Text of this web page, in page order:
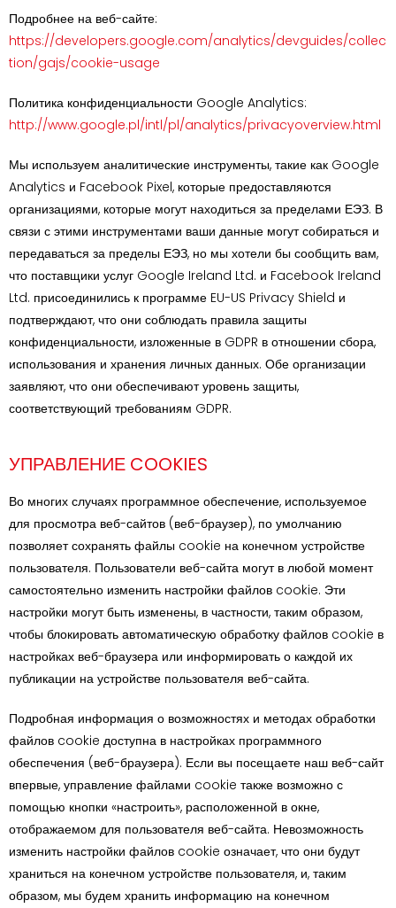
Подробнее на веб-сайте:
https://developers.google.com/analytics/devguides/collec
tion/gajs/cookie-usage
Политика конфиденциальности Google Analytics:
http://www.google.pl/intl/pl/analytics/privacyoverview.html
Мы используем аналитические инструменты, такие как Google
Analytics и Facebook Pixel, которые предоставляются
организациями, которые могут находиться за пределами ЕЭЗ. В
связи с этими инструментами ваши данные могут собираться и
передаваться за пределы ЕЭЗ, но мы хотели бы сообщить вам,
что поставщики услуг Google Ireland Ltd. и Facebook Ireland
Ltd. присоединились к программе EU-US Privacy Shield и
подтверждают, что они соблюдать правила защиты
конфиденциальности, изложенные в GDPR в отношении сбора,
использования и хранения личных данных. Обе организации
заявляют, что они обеспечивают уровень защиты,
соответствующий требованиям GDPR.
УПРАВЛЕНИЕ COOKIES
Во многих случаях программное обеспечение, используемое
для просмотра веб-сайтов (веб-браузер), по умолчанию
позволяет сохранять файлы cookie на конечном устройстве
пользователя. Пользователи веб-сайта могут в любой момент
самостоятельно изменить настройки файлов cookie. Эти
настройки могут быть изменены, в частности, таким образом,
чтобы блокировать автоматическую обработку файлов cookie в
настройках веб-браузера или информировать о каждой их
публикации на устройстве пользователя веб-сайта.
Подробная информация о возможностях и методах обработки
файлов cookie доступна в настройках программного
обеспечения (веб-браузера). Если вы посещаете наш веб-сайт
впервые, управление файлами cookie также возможно с
помощью кнопки «настроить», расположенной в окне,
отображаемом для пользователя веб-сайта. Невозможность
изменить настройки файлов cookie означает, что они будут
храниться на конечном устройстве пользователя, и, таким
образом, мы будем хранить информацию на конечном